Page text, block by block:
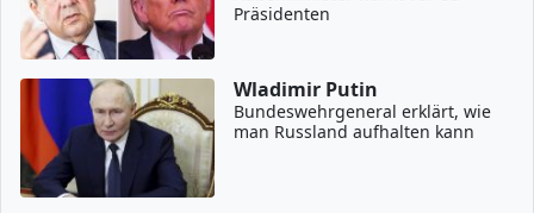
Präsidenten
Wladimir Putin
Bundeswehrgeneral erklärt, wie
man Russland aufhalten kann